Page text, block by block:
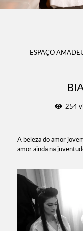
ESPAÇO
254
A beleza do amor
amor ainda na